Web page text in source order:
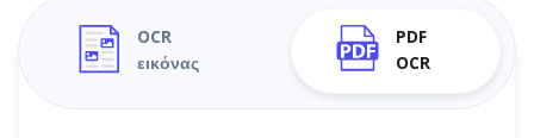
OCR
εικόνας
PDF
OCR